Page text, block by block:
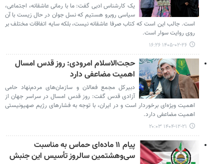
یک کارشناس ادبی گفت: ما با رمانی عاشقانه، اجتماعی،
سیاسی روبرو هستیم که نسل جوان در حال زیست با آن
است. جالب این است که کتاب صرفا عاشقانه نیست، بلکه سایه اتفاقات مختلف بر
روی روایت سوار است.
۱۴۰۵-۰۲-۲۶ ۱۶:۲۶
حجت‌الاسلام امرودی: روز قدس امسال
اهمیت مضاعفی دارد
دبیرکل مجمع فعالان و سازمان‌های مردم‌نهاد حامی
آزادی قدس گفت: روز قدس امسال در سراسر جهان از
اهمیت ویژه‌ای برخوردار است و در ایران، با توجه به فشارهای رژیم صهیونیستی
اهمیت مضاعفی دارد.
۱۴۰۴-۱۲-۲۱ ۲۰:۰۳
پیام ۱۱ ماده‌ای حماس به مناسبت
سی‌وهشتمین سالروز تأسیس این جنبش